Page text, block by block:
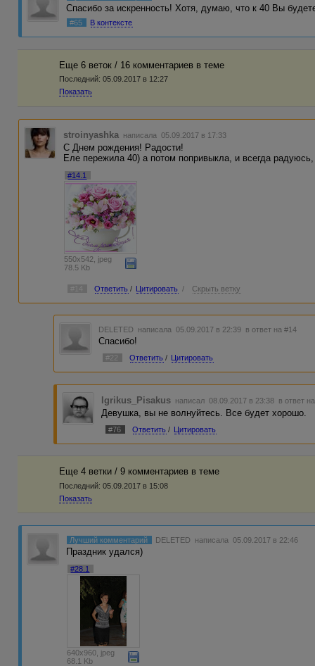
Спасибо за искренность! Хотя, думаю, что к 40 Вы
#65 В контексте
Еще 6 веток / 16 комментариев в темe
Последний: 05.09.2017 в 12:27
Показать
stroinyashka написала 05.09.2017 в 17:33
С Днем рождения! Радости!
Еле пережила 40) а потом попривыкла, и всегда
#14.1
550x542, jpeg
78.5 Kb
Ответить / Цитировать / Скрыть ветку
DELETED написала 05.09.2017 в 22:39 в ответ на #14
Спасибо!
#22 Ответить / Цитировать
Igrikus_Pisakus написал 08.09.2017 в 23:38 в ответ
Девушка, вы не волнуйтесь. Все будет хорошо.
#76 Ответить / Цитировать
Еще 4 ветки / 9 комментариев в темe
Последний: 05.09.2017 в 15:08
Показать
Лучший комментарий DELETED написала 05.09.2017 в 22:46
Праздник удался)
#28.1
640x960, jpeg
68.1 Kb